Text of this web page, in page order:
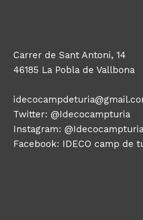
Carrer de Sant Antoni, 14
46185 La Pobla de Vallbona
Twitter: @Idecocampturia
Instagram:
Facebook: IDECO camp de